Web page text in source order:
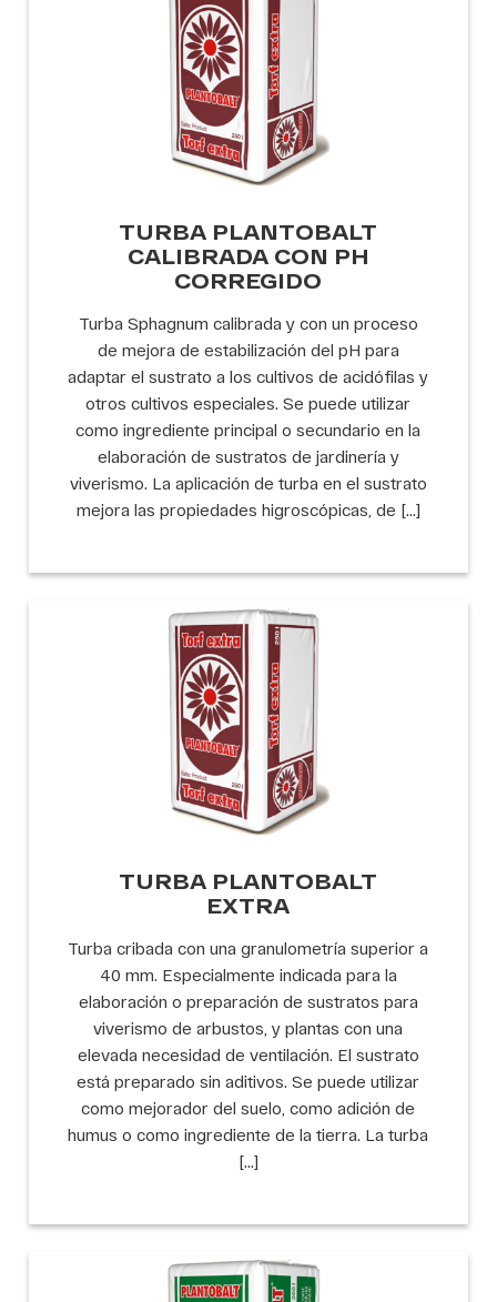
TURBA PLANTOBALT
CALIBRADA CON PH
CORREGIDO
Turba Sphagnum calibrada y con un proceso
de mejora de estabilización del pH para
adaptar el sustrato a los cultivos de acidófilas y
otros cultivos especiales. Se puede utilizar
como ingrediente principal o secundario en la
elaboración de sustratos de jardinería y
viverismo. La aplicación de turba en el sustrato
mejora las propiedades higroscópicas, de […]
TURBA PLANTOBALT
EXTRA
Turba cribada con una granulometría superior a
40 mm. Especialmente indicada para la
elaboración o preparación de sustratos para
viverismo de arbustos, y plantas con una
elevada necesidad de ventilación. El sustrato
está preparado sin aditivos. Se puede utilizar
como mejorador del suelo, como adición de
humus o como ingrediente de la tierra. La turba
[…]